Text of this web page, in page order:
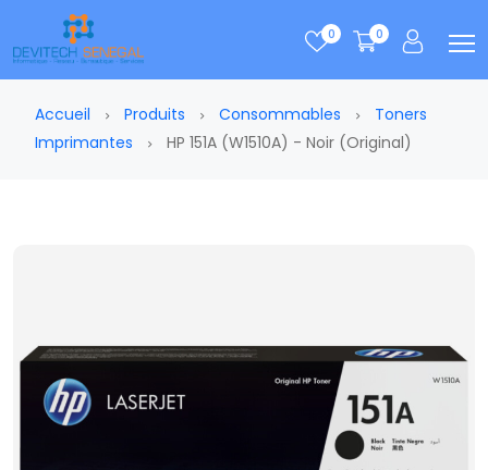
0 0
Accueil Produits Consommables
Toners
Imprimantes
HP 151A (W1510A) - Noir (Original)